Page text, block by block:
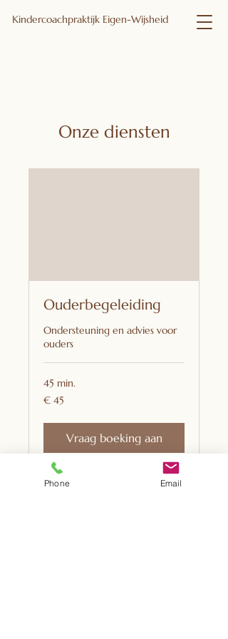
​Kindercoachpraktijk Eigen-Wijsheid
Onze diensten
Ouderbegeleiding
Ondersteuning en advies voor
ouders
45 min.
45
euro
€ 45
Vraag boeking aan
Phone Email